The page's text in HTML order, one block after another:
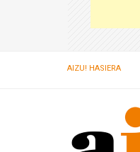
AIZU! HASIERA